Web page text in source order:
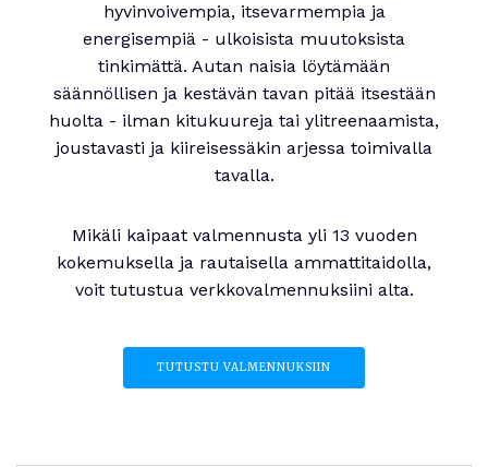
hyvinvoivempia, itsevarmempia ja
energisempiä - ulkoisista muutoksista
tinkimättä. Autan naisia löytämään
säännöllisen ja kestävän tavan pitää itsestään
huolta - ilman kitukuureja tai ylitreenaamista,
joustavasti ja kiireisessäkin arjessa toimivalla
tavalla.
Mikäli kaipaat valmennusta yli 13 vuoden
kokemuksella ja rautaisella ammattitaidolla,
voit tutustua verkkovalmennuksiini alta.
TUTUSTU VALMENNUKSIIN